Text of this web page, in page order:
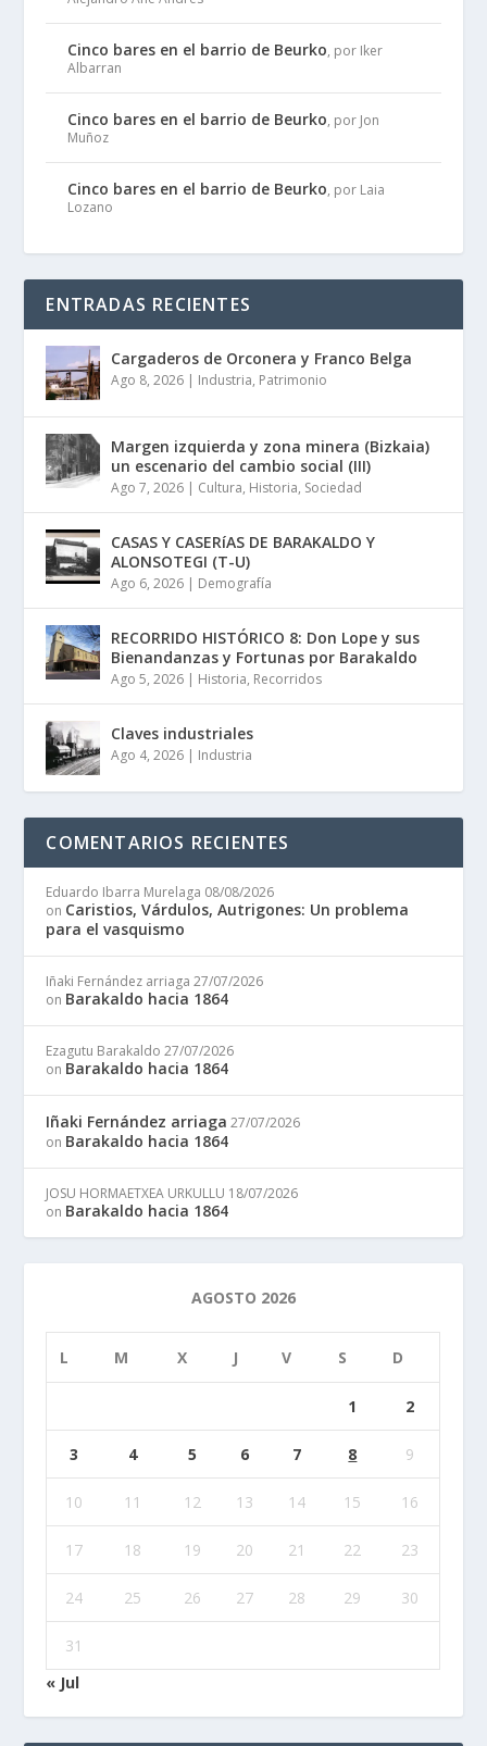
Cinco bares en el barrio de Beurko, por Iker
Albarran
Cinco bares en el barrio de Beurko, por Jon
Muñoz
Cinco bares en el barrio de Beurko, por Laia
Lozano
ENTRADAS RECIENTES
Cargaderos de Orconera y Franco Belga
Ago 8, 2026 | Industria, Patrimonio
Margen izquierda y zona minera (Bizkaia)
un escenario del cambio social (III)
Ago 7, 2026 | Cultura, Historia, Sociedad
CASAS Y CASERíAS DE BARAKALDO Y
ALONSOTEGI (T-U)
Ago 6, 2026 | Demografía
RECORRIDO HISTÓRICO 8: Don Lope y sus
Bienandanzas y Fortunas por Barakaldo
Ago 5, 2026 | Historia, Recorridos
Claves industriales
Ago 4, 2026 | Industria
COMENTARIOS RECIENTES
Eduardo Ibarra Murelaga 08/08/2026
on Caristios, Várdulos, Autrigones: Un problema
para el vasquismo
Iñaki Fernández arriaga 27/07/2026
on Barakaldo hacia 1864
Ezagutu Barakaldo 27/07/2026
on Barakaldo hacia 1864
Iñaki Fernández arriaga 27/07/2026
on Barakaldo hacia 1864
JOSU HORMAETXEA URKULLU 18/07/2026
on Barakaldo hacia 1864
AGOSTO 2026
L M X J V S D
1 2
3 4 5 6 7 8 9
10 11 12 13 14 15 16
17 18 19 20 21 22 23
24 25 26 27 28 29 30
31
« Jul